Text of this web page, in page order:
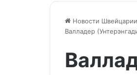
Новости Швейцарии
Валладер